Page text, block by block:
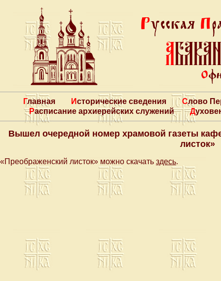
Главная Исторические сведения
Слово
Расписание архиерейских служений
Вышел очередной номер храмовой газеты
листок»
«Преображенский листок» можно скачать здесь.